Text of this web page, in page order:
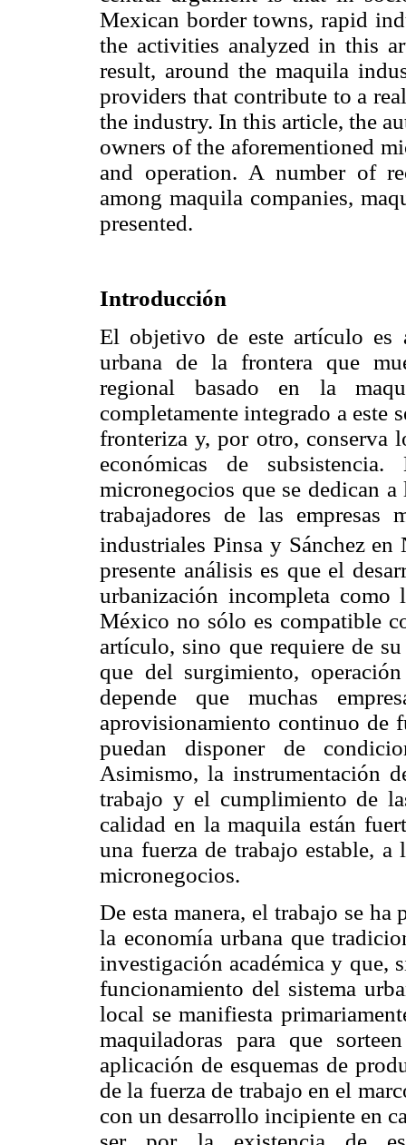
Mexican border towns, rapid
the activities analyzed in this
result, around the maquila
providers that contribute to a
the industry. In this article, the
owners of the aforementioned
and operation. A number of
among maquila companies,
presented.
Introducción
El objetivo de este artículo es
urbana de la frontera que
regional basado en la
completamente integrado a este
fronteriza y, por otro, conserva
económicas de
micronegocios que se dedican
trabajadores de las empresas
industriales Pinsa y Sánchez en
presente análisis es que el
urbanización incompleta
México no sólo es compatible
artículo, sino que requiere de
que del surgimiento,
depende que muchas
aprovisionamiento continuo de
puedan disponer de
Asimismo, la instrumentación
trabajo y el cumplimiento de
calidad en la maquila están
una fuerza de trabajo estable,
micronegocios.
De esta manera, el trabajo se
la economía urbana que
investigación académica y que,
funcionamiento del sistema
local se manifiesta
maquiladoras para que
aplicación de esquemas de
de la fuerza de trabajo en el
con un desarrollo incipiente en